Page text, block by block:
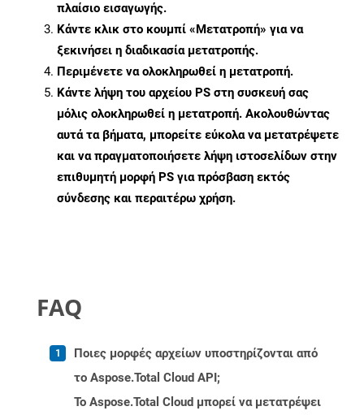
πλαίσιο εισαγωγής.
Κάντε κλικ στο κουμπί «Μετατροπή» για να
ξεκινήσει η διαδικασία μετατροπής.
Περιμένετε να ολοκληρωθεί η μετατροπή.
Κάντε λήψη του αρχείου PS στη συσκευή σας
μόλις ολοκληρωθεί η μετατροπή. Ακολουθώντας
αυτά τα βήματα, μπορείτε εύκολα να μετατρέψετε
και να πραγματοποιήσετε λήψη ιστοσελίδων στην
επιθυμητή μορφή PS για πρόσβαση εκτός
σύνδεσης και περαιτέρω χρήση.
FAQ
Ποιες μορφές αρχείων υποστηρίζονται από
το Aspose.Total Cloud API;
Το Aspose.Total Cloud μπορεί να μετατρέψει